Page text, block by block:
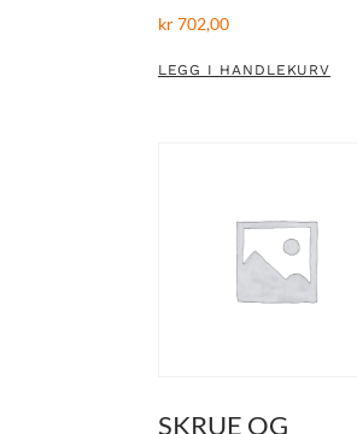
kr702,00
LEGG I HANDLEKURV
SKRUE OG